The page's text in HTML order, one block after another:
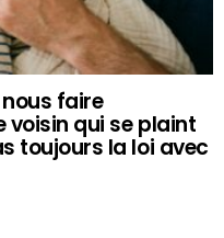
faire
voisin qui se plaint
toujours la loi avec